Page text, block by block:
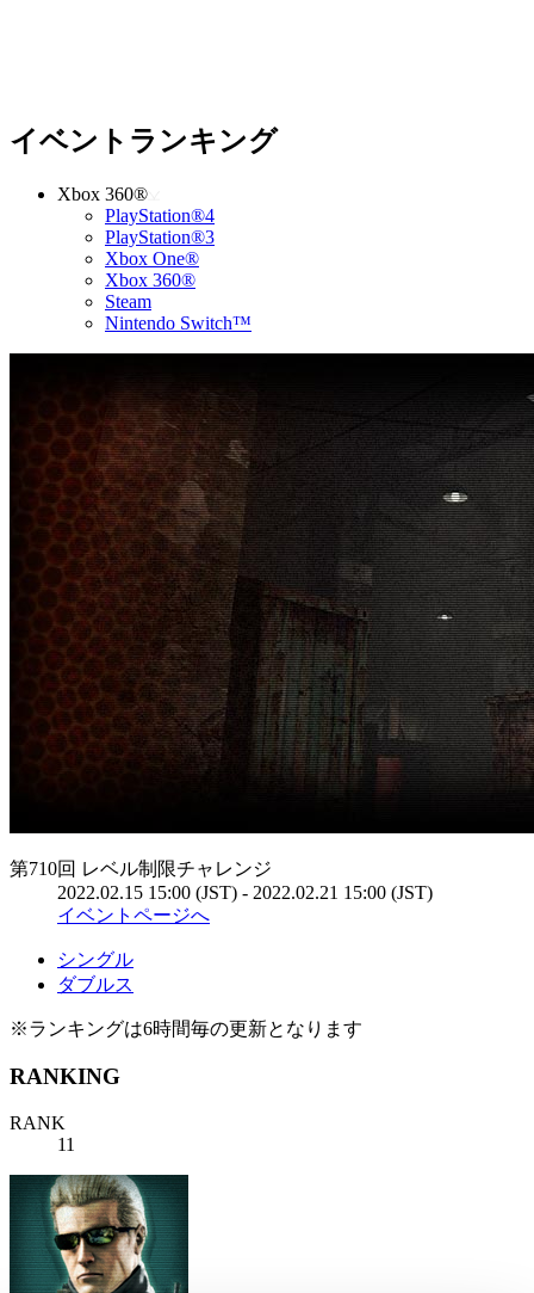
イベントランキング
Xbox 360®
PlayStation®4
PlayStation®3
Xbox One®
Xbox 360®
Steam
Nintendo Switch™
第710回 レベル制限チャレンジ
2022.02.15 15:00 (JST) - 2022.02.21 15:00 (JST)
イベントページへ
シングル
ダブルス
※ランキングは6時間毎の更新となります
RANKING
RANK
11